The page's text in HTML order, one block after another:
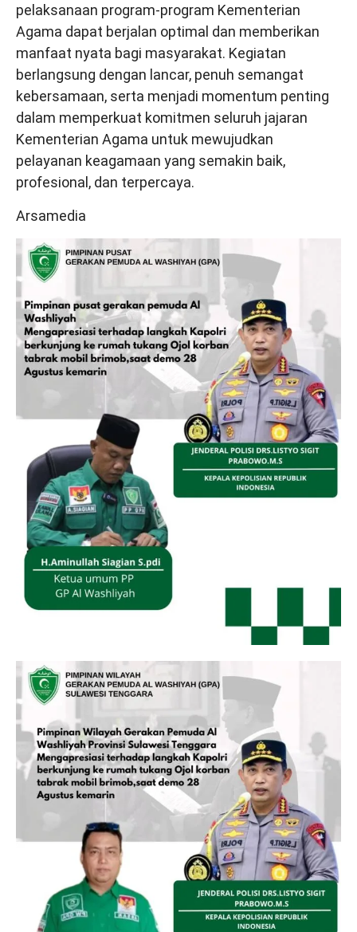
pelaksanaan program-program Kementerian
Agama dapat berjalan optimal dan memberikan
manfaat nyata bagi masyarakat. Kegiatan
berlangsung dengan lancar, penuh semangat
kebersamaan, serta menjadi momentum penting
dalam memperkuat komitmen seluruh jajaran
Kementerian Agama untuk mewujudkan
pelayanan keagamaan yang semakin baik,
profesional, dan terpercaya.
Arsamedia